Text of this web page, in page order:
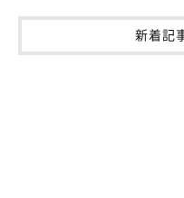
飼い主さんはそのような姿
新着記